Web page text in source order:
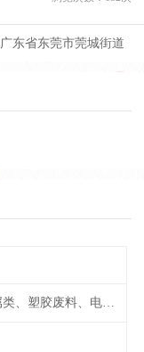
广东省东莞市莞城街道
废五金、稀有金属类、塑胶废料、电子类等